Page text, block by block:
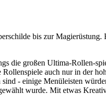
bis zur
die großen Ultima-Rollen-
auch nur in der
- einige Menüleisten
wurde. Mit etwas